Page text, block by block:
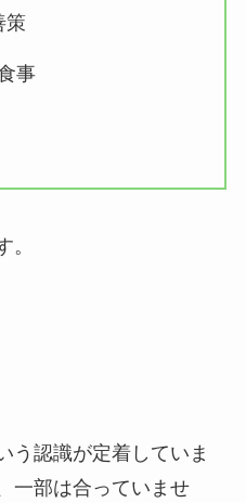
策
事
。
う認識が定着していま
一部は合っていませ